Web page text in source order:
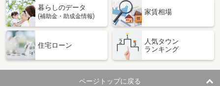
暮らしのデータ
(補助金・助成金情報)
家賃相場
住宅ローン
人気タウン
ランキング
ページトップに戻る